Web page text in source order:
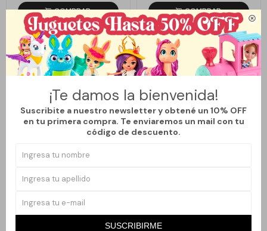

¡Te damos la bienvenida!
Suscribite a nuestro newsletter y obtené un 10% OFF
en tu primera compra. Te enviaremos un mail con tu
código de descuento.
SUSCRIBIRME
LlegaLUNES
SET DE PAPELERÍA INFANTIL
SET DE PAPELERÍA INFANTIL